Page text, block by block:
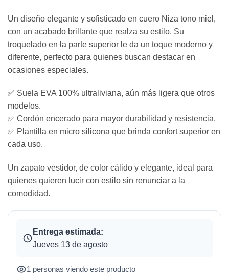
Un diseño elegante y sofisticado en cuero Niza tono miel,
con un acabado brillante que realza su estilo. Su
troquelado en la parte superior le da un toque moderno y
diferente, perfecto para quienes buscan destacar en
ocasiones especiales.
✅ Suela EVA 100% ultraliviana, aún más ligera que otros
modelos.
✅ Cordón encerado para mayor durabilidad y resistencia.
✅ Plantilla en micro silicona que brinda confort superior en
cada uso.
Un zapato vestidor, de color cálido y elegante, ideal para
quienes quieren lucir con estilo sin renunciar a la
comodidad.
Entrega estimada:
Jueves 13 de agosto
1 personas viendo este producto